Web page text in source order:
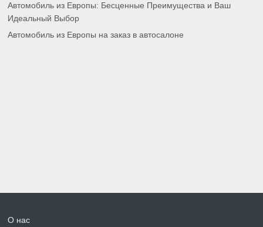
Автомобиль из Европы: Бесценные Преимущества и Ваш
Идеальный Выбор
Автомобиль из Европы на заказ в автосалоне
О нас